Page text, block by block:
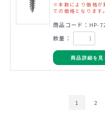
※本数により価格が
での価格となります。
商品コード：HP-
数量：
商品詳細を見
1 2